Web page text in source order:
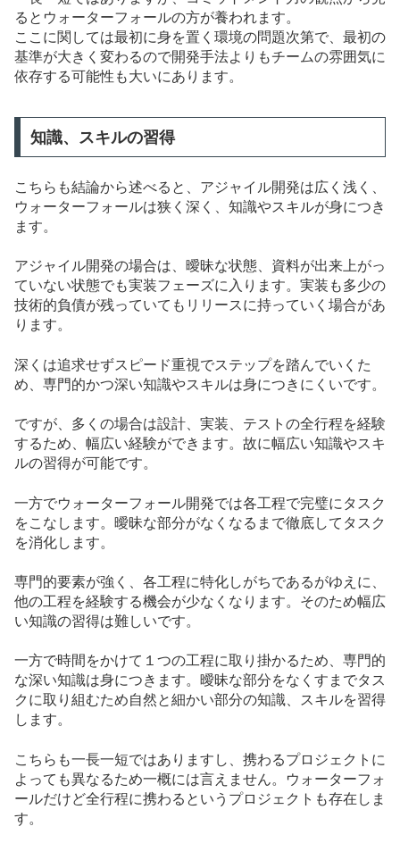
るとウォーターフォールの方が養われます。
ここに関しては最初に身を置く環境の問題次第で、最初の
基準が大きく変わるので開発手法よりもチームの雰囲気に
依存する可能性も大いにあります。
知識、スキルの習得
こちらも結論から述べると、アジャイル開発は広く浅く、
ウォーターフォールは狭く深く、知識やスキルが身につき
ます。
アジャイル開発の場合は、曖昧な状態、資料が出来上がっ
ていない状態でも実装フェーズに入ります。実装も多少の
技術的負債が残っていてもリリースに持っていく場合があ
ります。
深くは追求せずスピード重視でステップを踏んでいくた
め、専門的かつ深い知識やスキルは身につきにくいです。
ですが、多くの場合は設計、実装、テストの全行程を経験
するため、幅広い経験ができます。故に幅広い知識やスキ
ルの習得が可能です。
一方でウォーターフォール開発では各工程で完璧にタスク
をこなします。曖昧な部分がなくなるまで徹底してタスク
を消化します。
専門的要素が強く、各工程に特化しがちであるがゆえに、
他の工程を経験する機会が少なくなります。そのため幅広
い知識の習得は難しいです。
一方で時間をかけて１つの工程に取り掛かるため、専門的
な深い知識は身につきます。曖昧な部分をなくすまでタス
クに取り組むため自然と細かい部分の知識、スキルを習得
します。
こちらも一長一短ではありますし、携わるプロジェクトに
よっても異なるため一概には言えません。ウォーターフォ
ールだけど全行程に携わるというプロジェクトも存在しま
す。